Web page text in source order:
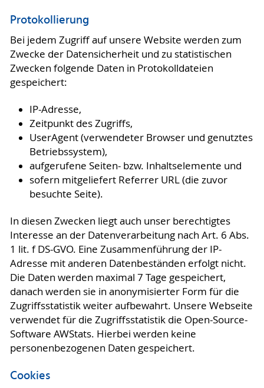
Protokollierung
Bei jedem Zugriff auf unsere Website werden zum
Zwecke der Datensicherheit und zu statistischen
Zwecken folgende Daten in Protokolldateien
gespeichert:
IP-Adresse,
Zeitpunkt des Zugriffs,
UserAgent (verwendeter Browser und genutztes
Betriebssystem),
aufgerufene Seiten- bzw. Inhaltselemente und
sofern mitgeliefert Referrer URL (die zuvor
besuchte Seite).
In diesen Zwecken liegt auch unser berechtigtes
Interesse an der Datenverarbeitung nach Art. 6 Abs.
1 lit. f DS-GVO. Eine Zusammenführung der IP-
Adresse mit anderen Datenbeständen erfolgt nicht.
Die Daten werden maximal 7 Tage gespeichert,
danach werden sie in anonymisierter Form für die
Zugriffsstatistik weiter aufbewahrt. Unsere Webseite
verwendet für die Zugriffsstatistik die Open-Source-
Software AWStats. Hierbei werden keine
personenbezogenen Daten gespeichert.
Cookies